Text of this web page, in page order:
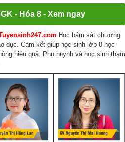
- Hóa 8 - Xem ngay
Học bám sát chương
dục. Cam kết giúp học sinh lớp 8 học
hiệu quả. Phụ huynh và học sinh tham